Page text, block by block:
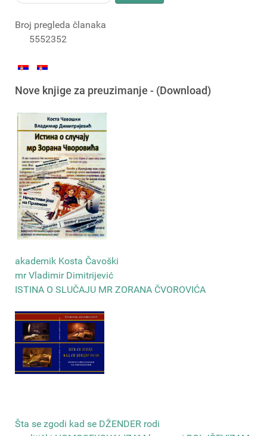
Broj pregleda članaka
5552352
Nove knjige za preuzimanje - (Download)
akademik Kosta Čavoški
mr Vladimir Dimitrijević
ISTINA O SLUČAJU MR ZORANA ČVOROVIĆA
Šta se zgodi kad se DŽENDER rodi